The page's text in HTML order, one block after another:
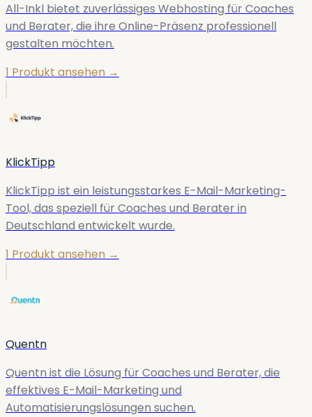
All-Inkl bietet zuverlässiges Webhosting für Coaches
und Berater, die ihre Online-Präsenz professionell
gestalten möchten.
1 Produkt ansehen →
KlickTipp
KlickTipp ist ein leistungsstarkes E-Mail-Marketing-
Tool, das speziell für Coaches und Berater in
Deutschland entwickelt wurde.
1 Produkt ansehen →
Quentn
Quentn ist die Lösung für Coaches und Berater, die
effektives E-Mail-Marketing und
Automatisierungslösungen suchen.